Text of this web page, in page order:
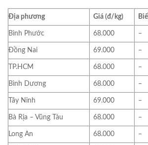
Địa phương Giá (đ/kg)
Bình Phước 68.000 –
Đồng Nai 69.000 –
TP.HCM 68.000 –
Bình Dương 68.000 –
Tây Ninh 69.000 –
Bà Rịa – Vũng Tàu 68.000 –
Long An 68.000 –